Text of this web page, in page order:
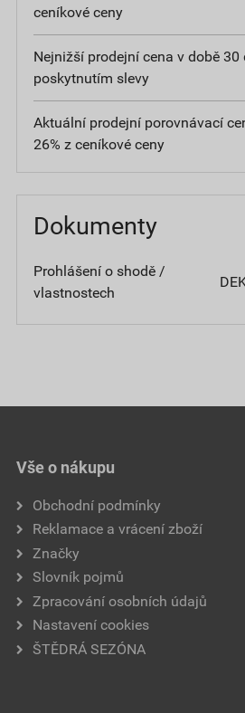
ceníkové ceny
Nejnižší prodejní cena v době 30
poskytnutím slevy
Aktuální prodejní porovnávací
26% z ceníkové ceny
Dokumenty
Prohlášení o shodě /
vlastnostech
Vše o nákupu
Obchodní podmínky
Reklamace a vrácení zboží
Značky
Slovník pojmů
Zpracování osobních údajů
Nastavení cookies
ŠTĚDRÁ SEZÓNA